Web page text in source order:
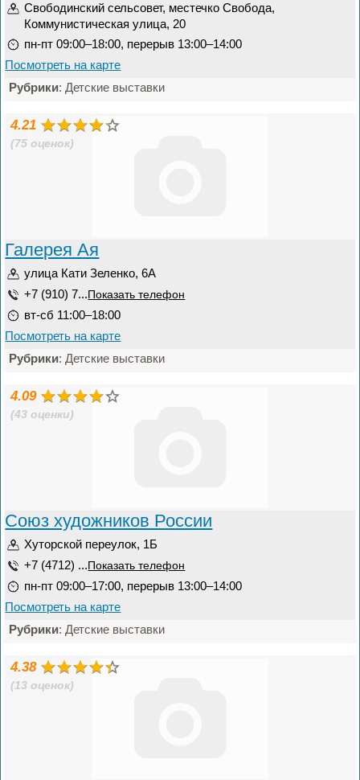
Свободинский сельсовет, местечко Свобода,
Коммунистическая улица, 20
пн-пт 09:00–18:00, перерыв 13:00–14:00
Посмотреть на карте
Рубрики: Детские выставки
4.21
(75 оценок)
Галерея Ая
улица Кати Зеленко, 6А
+7 (910) 7... Показать телефон
вт-сб 11:00–18:00
Посмотреть на карте
Рубрики: Детские выставки
4.09
(43 оценки)
Союз художников России
Хуторской переулок, 1Б
+7 (4712) ... Показать телефон
пн-пт 09:00–17:00, перерыв 13:00–14:00
Посмотреть на карте
Рубрики: Детские выставки
4.38
(13 оценок)